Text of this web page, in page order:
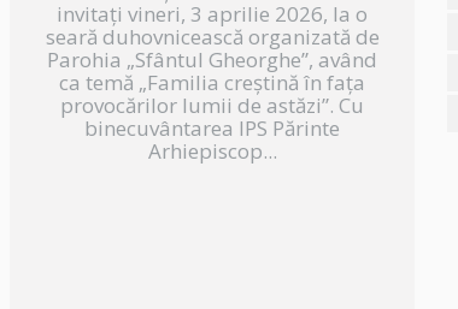
invitați vineri, 3 aprilie 2026, la o
seară duhovnicească organizată de
Parohia „Sfântul Gheorghe”, având
ca temă „Familia creștină în fața
provocărilor lumii de astăzi”. Cu
binecuvântarea IPS Părinte
Arhiepiscop...